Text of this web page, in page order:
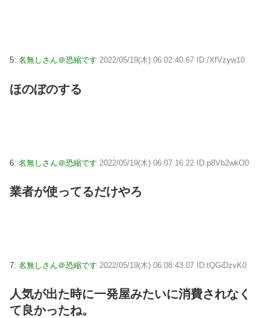
5: 名無しさん＠恐縮です 2022/05/19(木) 06:02:40.67 ID:/XfVzyw10
ほのぼのする
6: 名無しさん＠恐縮です 2022/05/19(木) 06:07:16.22 ID:p8Vb2wkO0
業者が使ってるだけやろ
7: 名無しさん＠恐縮です 2022/05/19(木) 06:08:43.07 ID:tQGiDzvK0
人気が出た時に一発屋みたいに消費されなく
て良かったね。